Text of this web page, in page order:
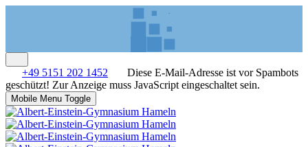
+49 5151 202 1452
Diese E-Mail-Adresse ist vor Spambots
geschützt! Zur Anzeige muss JavaScript eingeschaltet sein.
Mobile Menu Toggle